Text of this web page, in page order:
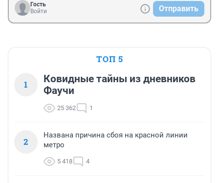
Гость
Войти
Отправить
ТОП 5
1
Ковидные тайны из дневников
Фаучи
25 362 1
2
Названа причина сбоя на красной линии
метро
5 418 4